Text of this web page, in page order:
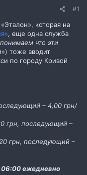
#1
которая на
, еще одна служба
что эти
) тоже вводит
по городу Кривой
– 4,00 грн/
грн, последующий –
грн, последующий –
06:00 ежедневно